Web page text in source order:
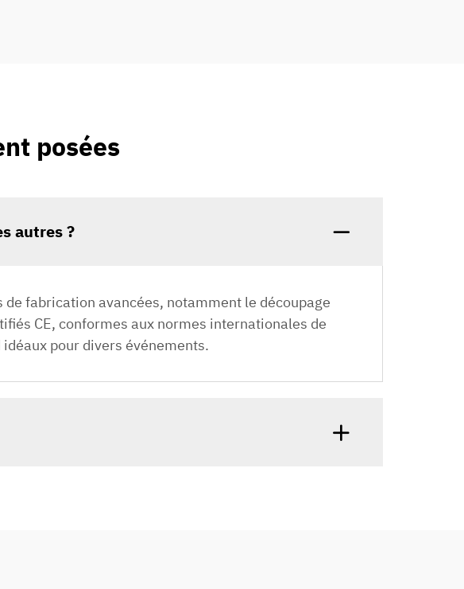
posées
autres ?
fabrication avancées, notamment le découpage
CE, conformes aux normes internationales de
pour divers événements.